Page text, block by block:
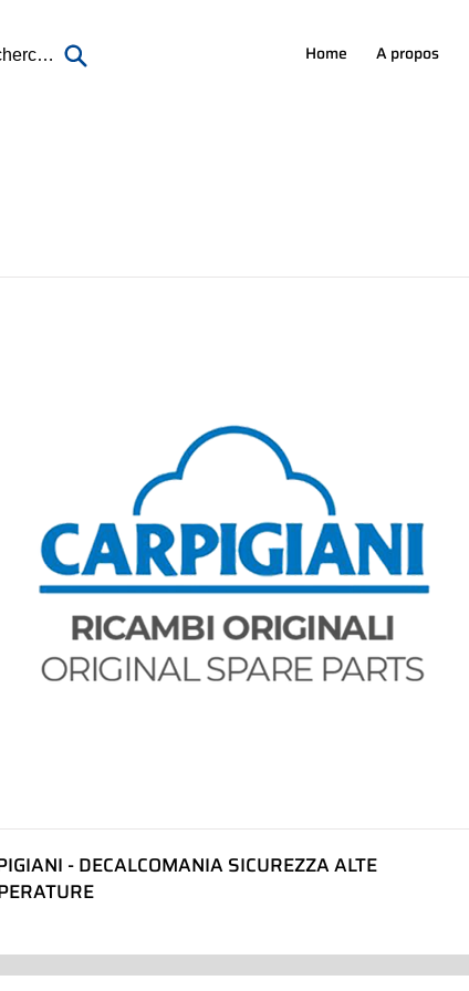
Recherche... Home A propos
- DECALCOMANIA SICUREZZA ALTE